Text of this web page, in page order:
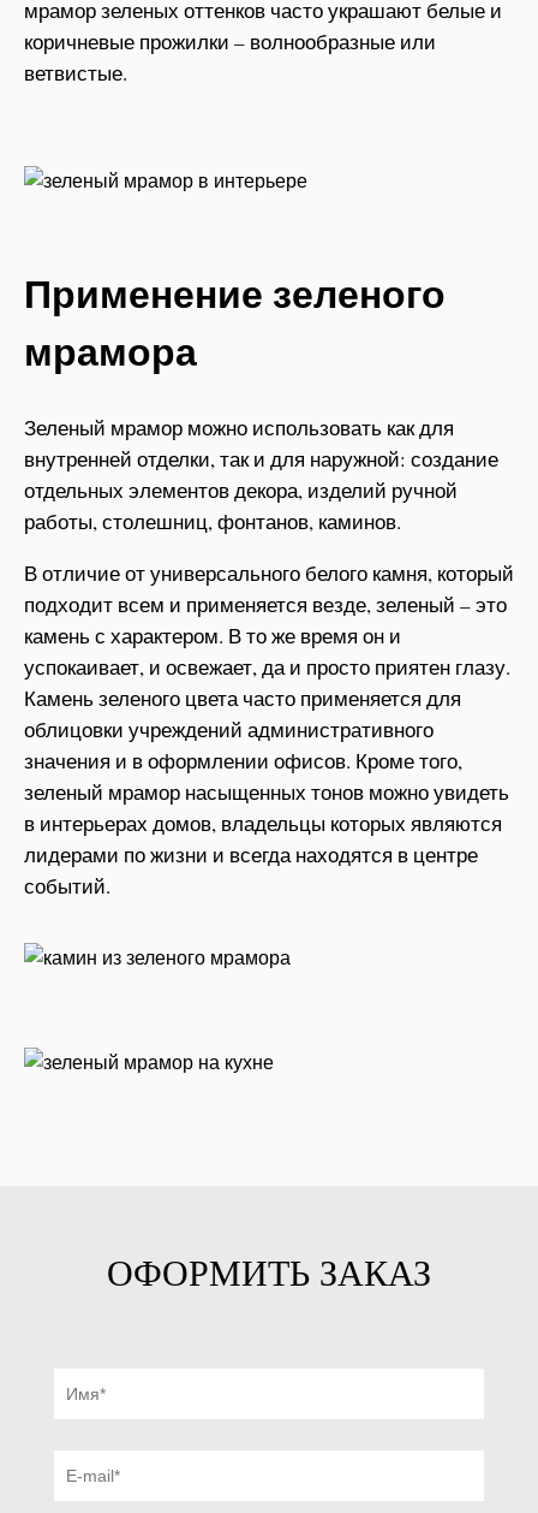
мрамор зеленых оттенков часто украшают белые и
коричневые прожилки – волнообразные или
ветвистые.
Применение зеленого
мрамора
Зеленый мрамор можно использовать как для
внутренней отделки, так и для наружной: создание
отдельных элементов декора, изделий ручной
работы, столешниц, фонтанов, каминов.
В отличие от универсального белого камня, который
подходит всем и применяется везде, зеленый – это
камень с характером. В то же время он и
успокаивает, и освежает, да и просто приятен глазу.
Камень зеленого цвета часто применяется для
облицовки учреждений административного
значения и в оформлении офисов. Кроме того,
зеленый мрамор насыщенных тонов можно увидеть
в интерьерах домов, владельцы которых являются
лидерами по жизни и всегда находятся в центре
событий.
ОФОРМИТЬ ЗАКАЗ